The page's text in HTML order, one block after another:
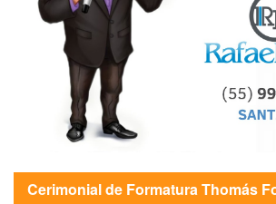
Cerimonial de Formatura Thomás